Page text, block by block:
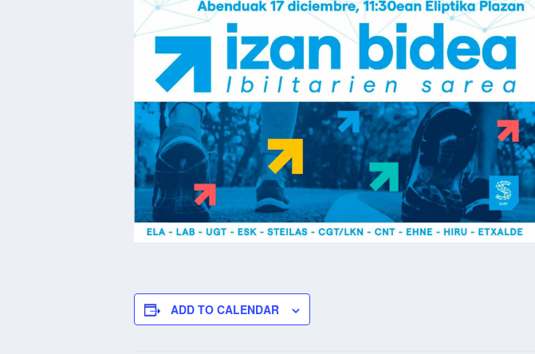
ADD TO CALENDAR